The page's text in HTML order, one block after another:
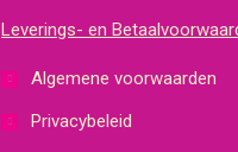
Leverings- en
Algemene voorwaarden
Privacybeleid